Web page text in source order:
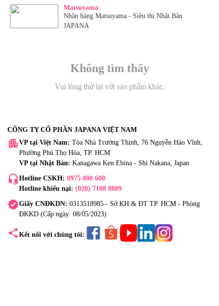
Matsuyama
Nhãn hàng Matsuyama - Siêu thị Nhật Bản
JAPANA
Không tìm thấy
Vui lòng thử lại với sản phẩm khác.
CÔNG TY CỔ PHẦN JAPANA VIỆT NAM
apartment VP tại Việt Nam: Tòa Nhà Trường Thịnh, 76 Nguyễn Háo Vĩnh,
Phường Phú Thọ Hòa, TP. HCM
VP tại Nhật Bản: Kanagawa Ken Ebina - Shi Nakana, Japan
headset_mic Hotline CSKH: 0975 800 600
Hotline khiếu nại: (028) 7108 8889
verifiedGiấy CNĐKDN: 0313518985 - Sở KH & ĐT TP. HCM - Phòng
ĐKKD (Cấp ngày: 08/05/2023)
share Kết nối với chúng tôi: